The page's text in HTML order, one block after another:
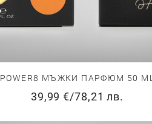
POWER8 МЪЖКИ ПАРФЮМ 50 ML
39,99 €/78,21 лв.